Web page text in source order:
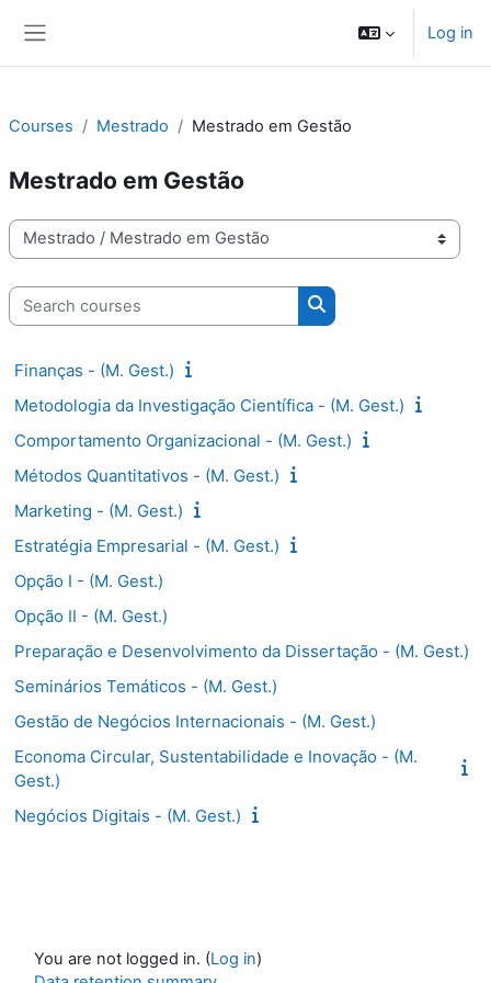
Log in
Courses Mestrado Mestrado em Gestão
Mestrado em Gestão
Course categories
Search courses
Search courses
Finanças - (M. Gest.)
Metodologia da Investigação Científica - (M. Gest.)
Comportamento Organizacional - (M. Gest.)
Métodos Quantitativos - (M. Gest.)
Marketing - (M. Gest.)
Estratégia Empresarial - (M. Gest.)
Opção I - (M. Gest.)
Opção II - (M. Gest.)
Preparação e Desenvolvimento da Dissertação - (M. Gest.)
Seminários Temáticos - (M. Gest.)
Gestão de Negócios Internacionais - (M. Gest.)
Economa Circular, Sustentabilidade e Inovação - (M.
Gest.)
Negócios Digitais - (M. Gest.)
You are not logged in. (Log in)